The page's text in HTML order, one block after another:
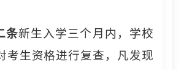
条新生入学三个月内，学校
考生资格进行复查，凡发现